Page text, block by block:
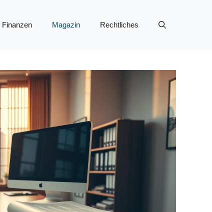
Finanzen Magazin Rechtliches